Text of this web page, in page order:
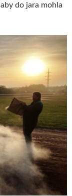
do jara mohla